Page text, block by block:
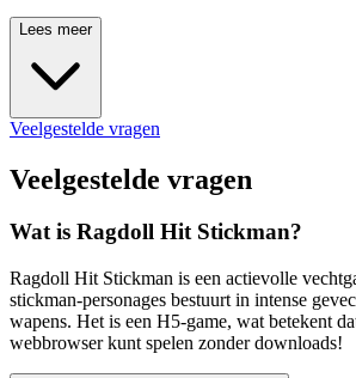
Lees meer
Veelgestelde vragen
Veelgestelde vragen
Wat is Ragdoll Hit Stickman?
Ragdoll Hit Stickman is een actievolle
stickman-personages bestuurt in intense
wapens. Het is een H5-game, wat betekent
webbrowser kunt spelen zonder downloads!